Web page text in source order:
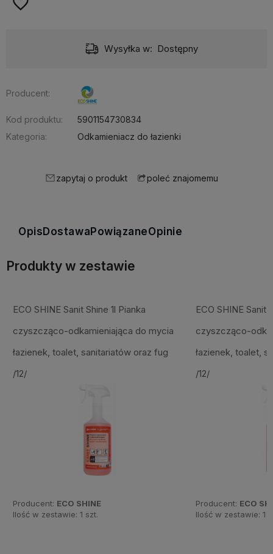
Wysyłka w: Dostępny
Producent:
Kod produktu:
5901154730834
Kategoria:
Odkamieniacz do łazienki
zapytaj o produkt poleć znajomemu
OpisDostawaPowiązaneOpinie
Produkty w zestawie
ECO SHINE Sanit Shine 1l Pianka
czyszcząco-odkamieniająca do mycia
łazienek, toalet, sanitariatów oraz fug
/12/
Producent: ECO SHINE
Ilość w zestawie: 1 szt.
ECO SHINE Sanit
czyszcząco-
łazienek, toalet,
/12/
Producent: ECO
Ilość w zestawie: 1